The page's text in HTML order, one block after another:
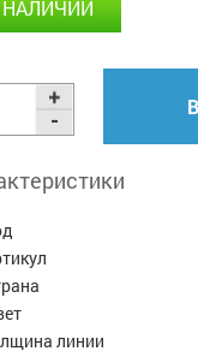
НАЛИЧИИ
линии